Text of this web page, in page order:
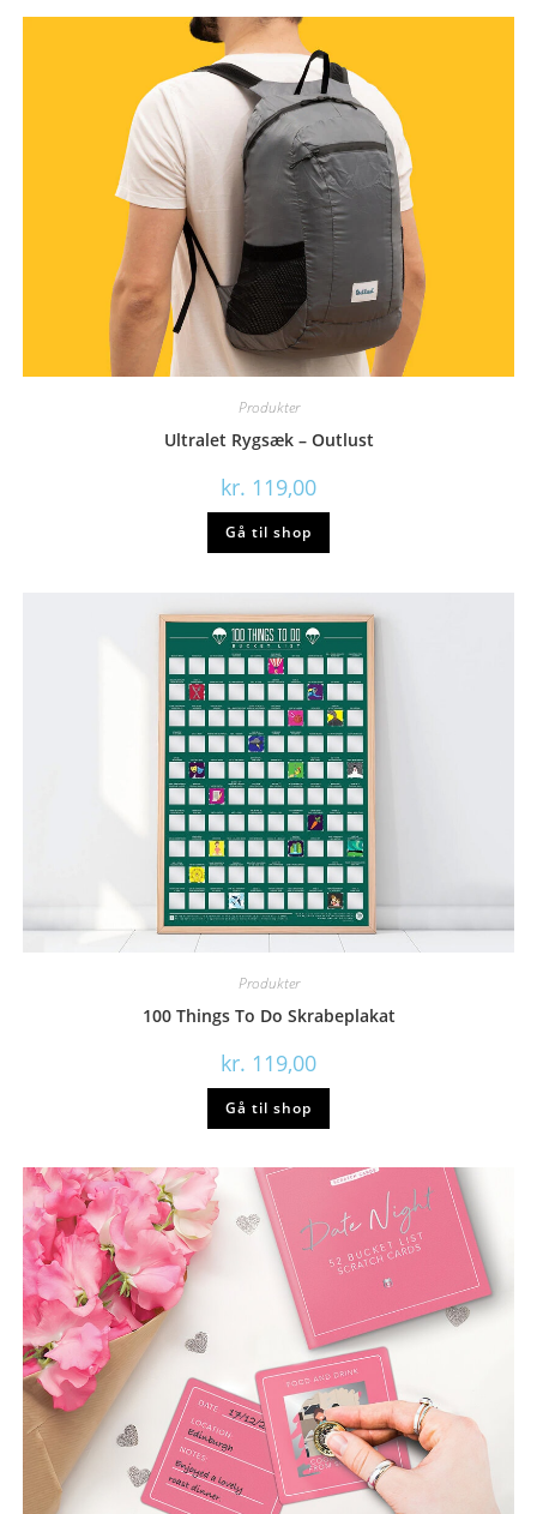
Produkter
Ultralet Rygsæk – Outlust
kr. 119,00
Gå til shop
Produkter
100 Things To Do Skrabeplakat
kr. 119,00
Gå til shop